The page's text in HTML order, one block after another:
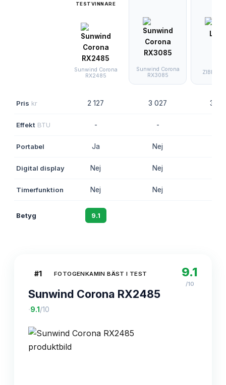
TESTVINNARE
Sunwind Corona
RX2485
Sunwind Corona
RX3085
ZIBRO
Pris kr 2 127 3 027 3
Effekt BTU - -
Portabel Ja Nej
Digital display Nej Nej
Timerfunktion Nej Nej
Betyg 9.1
#1 FOTOGENKAMIN BÄST I TEST
Sunwind Corona RX2485
·9.1 /10
9.1
/10